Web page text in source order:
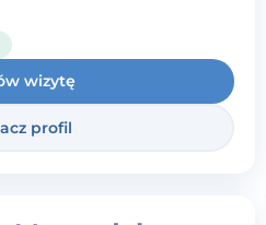
trudnościami
oraz rozwojowymi.
wizytę
profil